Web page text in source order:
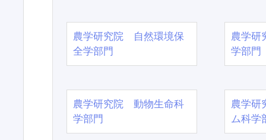
農学研究院 自然環境保
全学部門
農学
学部門
農学研究院 動物生命科
学部門
農学
ム科学